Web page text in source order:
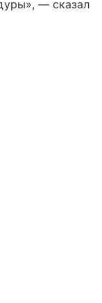
— сказал